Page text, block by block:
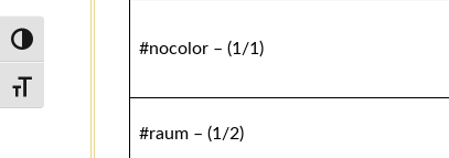
Umschalten auf hohe Kontraste
Schrift vergrößern
#nocolor – (1/1)
#raum – (1/2)